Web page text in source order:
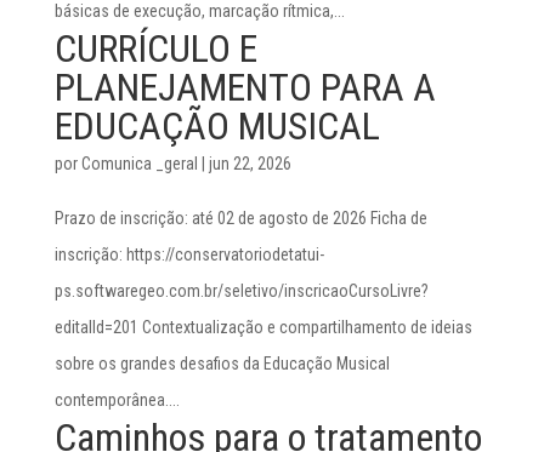
básicas de execução, marcação rítmica,...
CURRÍCULO E
PLANEJAMENTO PARA A
EDUCAÇÃO MUSICAL
porComunica _geral jun 22, 2026
Prazo de inscrição: até 02 de agosto de 2026 Ficha de
inscrição: https://conservatoriodetatui-
ps.softwaregeo.com.br/seletivo/inscricaoCursoLivre?
editalId=201 Contextualização e compartilhamento de ideias
sobre os grandes desafios da Educação Musical
contemporânea....
Caminhos para o tratamento